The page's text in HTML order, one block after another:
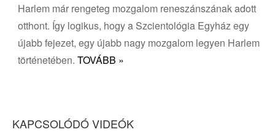
Harlem már rengeteg mozgalom reneszánszának adott
otthont. Így logikus, hogy a Szcientológia Egyház egy
újabb fejezet, egy újabb nagy mozgalom legyen Harlem
történetében.
KAPCSOLÓDÓ VIDEÓK